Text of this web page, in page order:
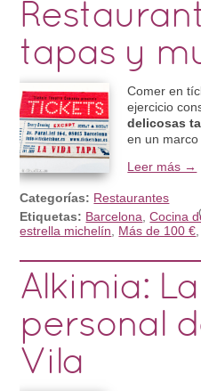
tapas y
Comer en
ejercicio
delicosas
en un marco
Leer más →
Categorías: Restaurantes
Etiquetas: Barcelona ,Cocina
estrella michelín
Más de 100 €
Alkimia:
personal
Vila